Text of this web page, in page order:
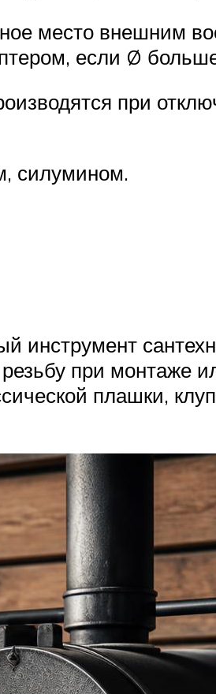
место внешним
если Ø
при
силумином.
инструмент
при монтаже
плашки,